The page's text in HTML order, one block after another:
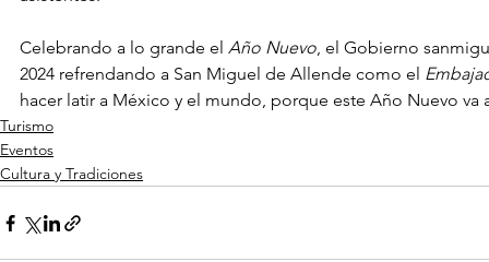
Celebrando a lo grande el Año Nuevo, el Gobierno
2024 refrendando a San Miguel de Allende como el
hacer latir a México y el mundo, porque este Año Nuevo va
Turismo
Eventos
Cultura y Tradiciones